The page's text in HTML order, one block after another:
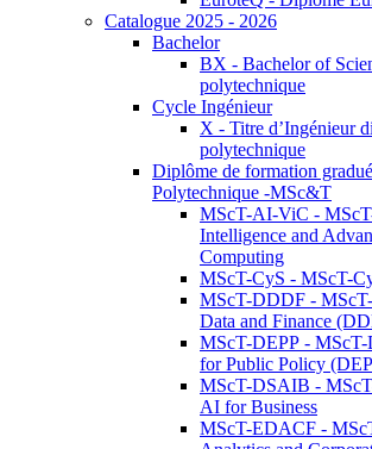
Catalogue 2025 - 2026
Bachelor
BX - Bachelor of
polytechnique
Cycle Ingénieur
X - Titre d’Ingénieur
polytechnique
Diplôme de formation
Polytechnique -MSc&T
MScT-AI-ViC -
Intelligence and
Computing
MScT-CyS - MScT-
MScT-DDDF -
Data and Finance
MScT-DEPP - MScT-
for Public Policy
MScT-DSAIB -
AI for Business
MScT-EDACF -